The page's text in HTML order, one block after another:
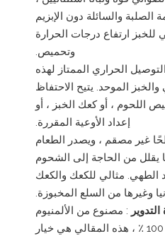
والسائلة دون الإبزيم
للخبز ارتفاع درجات الحرارة
وتحميص.
الحراري الممتاز لهذه
الموحد. يتيح الاحتفاظ
اللحوم ، أو كعك الخبز ، أو
إعداد الأوعية المقررة.
غير مصقم ، ويصدر الطعام
يقلل من الحاجة إلى الشحوم
مثالي للكعك والكعك
وغيرها من السلع المخبوزة.
: مصنوع من الألمنيوم
القابلة لإعادة التدوير بنسبة 100 ٪ ، هذه المقالي هي خيار